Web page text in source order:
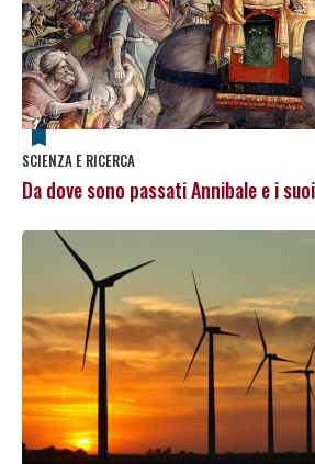
SCIENZA E RICERCA
Da dove sono passati Annibale e i